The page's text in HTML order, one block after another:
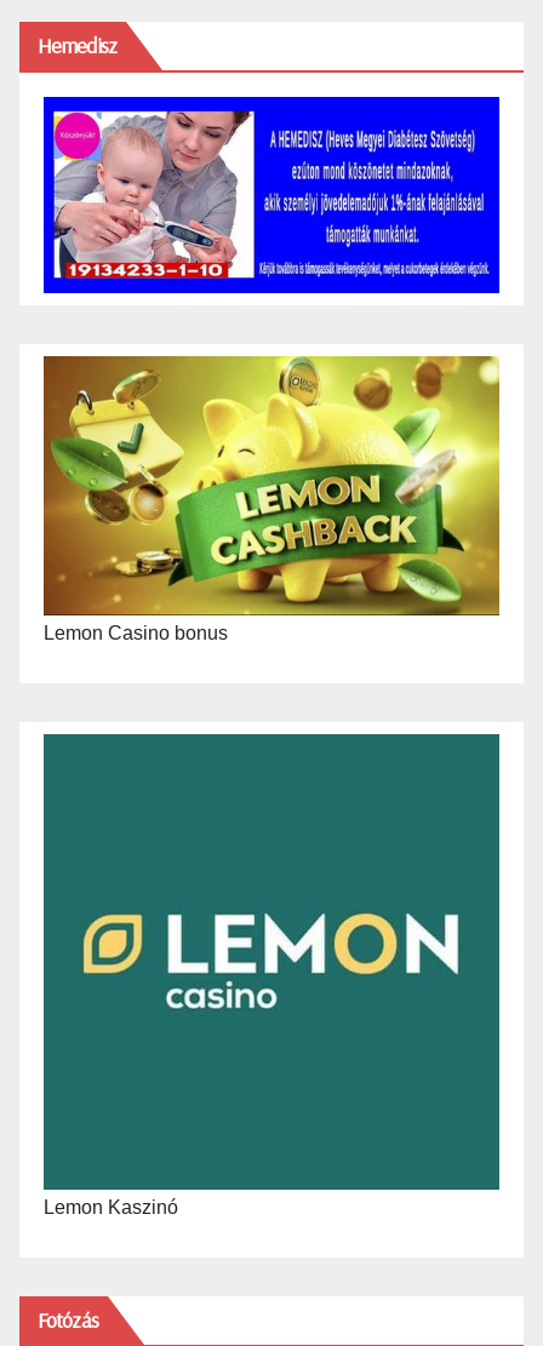
Hemedisz
Lemon Casino bonus
Lemon Kaszinó
Fotózás